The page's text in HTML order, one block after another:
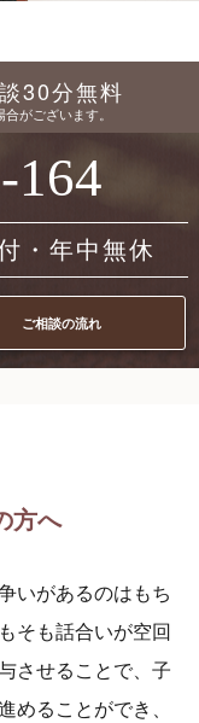
30分無料
がございます。
164
・年中無休
ご相談の流れ
方へ
いがあるのはもち
そも話合いが空回
させることで、子
ることができ、